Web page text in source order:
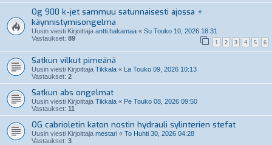
Og 900 k-jet sammuu satunnaisesti ajossa +
käynnistymisongelma
Uusin viesti Kirjoittaja antti.hakamaa « Su Touko 10, 2026 18:31
Vastaukset: 89 1 2 3 4 5 6
Satkun vilkut pimeänä
Uusin viesti Kirjoittaja Tikkala « La Touko 09, 2026 10:13
Vastaukset: 2
Satkun abs ongelmat
Uusin viesti Kirjoittaja Tikkala « Pe Touko 08, 2026 09:50
Vastaukset: 11
OG cabrioletin katon nostin hydrauli sylinterien stefat
Uusin viesti Kirjoittaja mestari « To Huhti 30, 2026 04:28
Vastaukset: 3